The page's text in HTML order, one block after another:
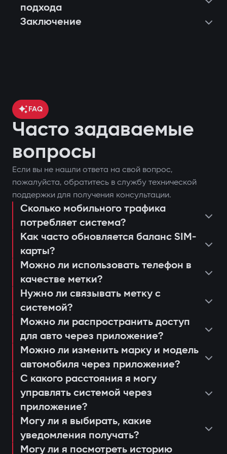
контроль местоположения
автомобиля через GPS;
блокировка двигателя при попытке
несанкционированного запуска;
уведомления через приложение
Gazer Car;
дистанционный автозапуск
двигателя;
ведение журнала событий и попыток
доступа;
анализ движения и истории поездок.
Защита от «электронной удочки»
Использование цифровой метки с
шифрованием AES128, которую
невозможно продлить или заменить. Это
предотвращает «релейные атаки» даже
при наличии скопированного ключа.
Авторизация владельца по метке
При открытии дверей или запуске
двигателя система ищет метку
владельца. Если её нет рядом —
двигатель блокируется, а владелец
мгновенно получает уведомление через
поставить или снять автомобиль с
охраны;
запустить двигатель дистанционно;
просмотреть последние
срабатывания или действия системы;
настроить push-уведомления и
сценарии доступа для членов семьи
или сервисных работников;
получать напоминания о
техобслуживании или обновлении
прошивки (Smart Update).
консультация и подбор оптимальной
системы;
установка и программирование
модулей;
проверка соединения и качества
сигнала 4G LTE;
объяснение пользователю работы и
управления через приложение Gazer
Car;
выдача гарантийного талона и
активация 3-летней поддержки.
подхода
Заключение
FAQ
Часто задаваемые
вопросы
Если вы не нашли ответа на свой вопрос,
пожалуйста, обратитесь в службу технической
поддержки для получения консультации.
Сколько мобильного трафика
потребляет система?
Как часто обновляется баланс SIM-
карты?
Можно ли использовать телефон в
качестве метки?
Нужно ли связывать метку с
системой?
Можно ли распространить доступ
для авто через приложение?
Можно ли изменить марку и модель
автомобиля через приложение?
С какого расстояния я могу
управлять системой через
приложение?
Могу ли я выбирать, какие
уведомления получать?
Могу ли я посмотреть историю